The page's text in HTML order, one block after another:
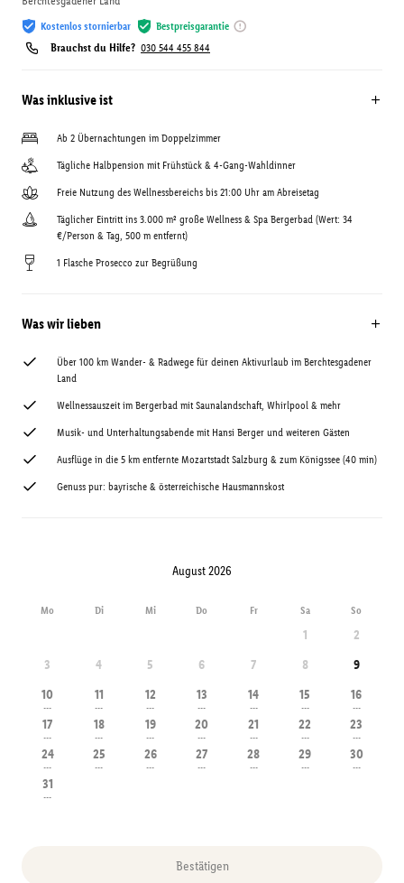
Kostenlos stornierbar Bestpreisgarantie
Brauchst du Hilfe? 030 544 455 844
Was inklusive ist
Ab 2 Übernachtungen im Doppelzimmer
Tägliche Halbpension mit Frühstück & 4-Gang-Wahldinner
Freie Nutzung des Wellnessbereichs bis 21:00 Uhr am Abreisetag
Täglicher Eintritt ins 3.000 m² große Wellness & Spa Bergerbad (Wert: 34
€/Person & Tag, 500 m entfernt)
1 Flasche Prosecco zur Begrüßung
Was wir lieben
Über 100 km Wander- & Radwege für deinen Aktivurlaub im Berchtesgadener
Land
Wellnessauszeit im Bergerbad mit Saunalandschaft, Whirlpool & mehr
Musik- und Unterhaltungsabende mit Hansi Berger und weiteren Gästen
Ausflüge in die 5 km entfernte Mozartstadt Salzburg & zum Königssee (40 min)
Genuss pur: bayrische & österreichische Hausmannskost
August 2026
Mo Di Mi Do Fr Sa So
1
2
3
4 5 6 7 8
9
10
---
11
---
12
---
13
---
14
---
15
---
16
---
17
---
18
---
19
---
20
---
21
---
22
---
23
---
24
---
25
---
26
---
27
---
28
---
29
---
30
---
31
---
Bestätigen